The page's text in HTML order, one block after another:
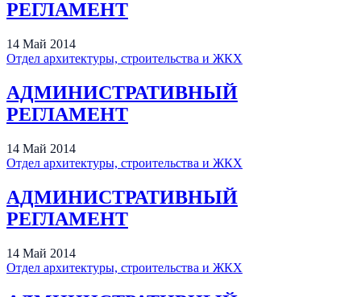
РЕГЛАМЕНТ
14 Май 2014
Отдел архитектуры, строительства и ЖКХ
АДМИНИСТРАТИВНЫЙ
РЕГЛАМЕНТ
14 Май 2014
Отдел архитектуры, строительства и ЖКХ
АДМИНИСТРАТИВНЫЙ
РЕГЛАМЕНТ
14 Май 2014
Отдел архитектуры, строительства и ЖКХ